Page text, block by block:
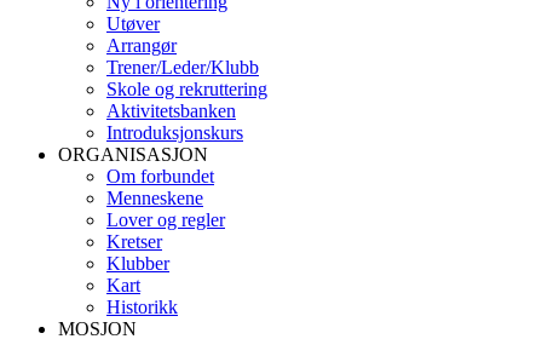
Utøver
Arrangør
Trener/Leder/Klubb
Skole og rekruttering
Aktivitetsbanken
Introduksjonskurs
ORGANISASJON
Om forbundet
Menneskene
Lover og regler
Kretser
Klubber
Kart
Historikk
MOSJON